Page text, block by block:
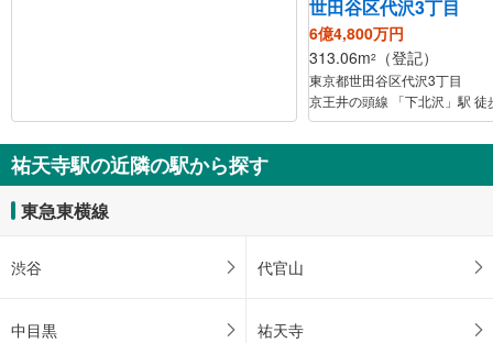
世田谷区代沢3丁目
6億4,800万円
313.06m2 （登記）
東京都世田谷区代沢3丁目
京王井の頭線 「下北沢」駅 徒
祐天寺駅の近隣の駅から探す
東急東横線
渋谷 代官山
中目黒 祐天寺